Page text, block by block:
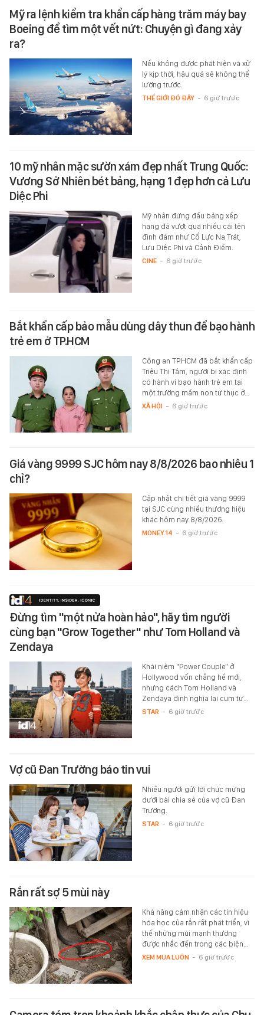
Mỹ ra lệnh kiểm tra khẩn cấp hàng trăm máy bay
Boeing để tìm một vết nứt: Chuyện gì đang xảy
ra?
Nếu không được phát hiện và xử
lý kịp thời, hậu quả sẽ không thể
lường trước.
THẾ GIỚI ĐÓ ĐÂY - 6 giờ trước
10 mỹ nhân mặc sườn xám đẹp nhất Trung Quốc:
Vương Sở Nhiên bét bảng, hạng 1 đẹp hơn cả Lưu
Diệc Phi
Mỹ nhân đứng đầu bảng xếp
hạng đã vượt qua nhiều cái tên
đình đám như Cổ Lực Na Trát,
Lưu Diệc Phi và Cảnh Điềm.
CINE - 6 giờ trước
Bắt khẩn cấp bảo mẫu dùng dây thun để bạo hành
trẻ em ở TP.HCM
Công an TP.HCM đã bắt khẩn cấp
Triệu Thị Tâm, người bị xác định
có hành vi bạo hành trẻ em tại
một trường mầm non tư thục ở…
XÃ HỘI - 6 giờ trước
Giá vàng 9999 SJC hôm nay 8/8/2026 bao nhiêu 1
chỉ?
Cập nhật chi tiết giá vàng 9999
tại SJC cùng nhiều thương hiệu
khác hôm nay 8/8/2026.
MONEY.14 - 6 giờ trước
Đừng tìm "một nửa hoàn hảo", hãy tìm người
cùng bạn "Grow Together" như Tom Holland và
Zendaya
Khái niệm "Power Couple" ở
Hollywood vốn chẳng hề mới,
nhưng cách Tom Holland và
Zendaya định nghĩa lại cụm từ…
STAR - 6 giờ trước
Vợ cũ Đan Trường báo tin vui
Nhiều người gửi lời chúc mừng
dưới bài chia sẻ của vợ cũ Đan
Trường.
STAR - 6 giờ trước
Rắn rất sợ 5 mùi này
Khả năng cảm nhận các tín hiệu
hóa học của rắn rất phát triển, vì
thế những mùi mạnh thường
được nhắc đến trong các biện…
XEM MUA LUÔN - 6 giờ trước